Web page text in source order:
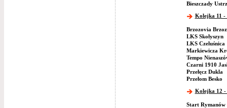
Bieszczady
Kolejka 11 -
Brzozovia
LKS Skołyszyn
LKS Czeluśnica
Markiewicza
Tempo
Czarni 1910
Przełęcz Dukla
Przełom Besko
Kolejka 12 -
Start Rymanów